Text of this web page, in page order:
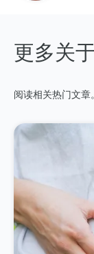
更多关
阅读相关热门文章。